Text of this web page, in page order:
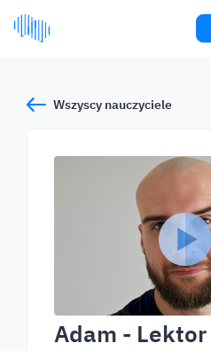
Wszyscy nauczyciele
Adam - Lektor